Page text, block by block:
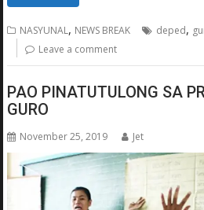
NASYUNAL, NEWS BREAK deped,
Leave a comment
PAO PINATUTULONG SA
GURO
November 25, 2019 Jet